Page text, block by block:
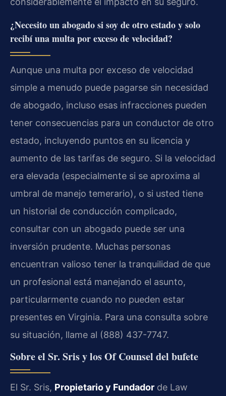
¿Necesito un abogado si soy de otro estado y solo
recibí una multa por exceso de velocidad?
Aunque una multa por exceso de velocidad
simple a menudo puede pagarse sin necesidad
de abogado, incluso esas infracciones pueden
tener consecuencias para un conductor de otro
estado, incluyendo puntos en su licencia y
aumento de las tarifas de seguro. Si la velocidad
era elevada (especialmente si se aproxima al
umbral de manejo temerario), o si usted tiene
un historial de conducción complicado,
consultar con un abogado puede ser una
inversión prudente. Muchas personas
encuentran valioso tener la tranquilidad de que
un profesional está manejando el asunto,
particularmente cuando no pueden estar
presentes en Virginia. Para una consulta sobre
su situación, llame al (888) 437-7747.
Sobre el Sr. Sris y los Of Counsel del bufete
El Sr. Sris, Propietario y Fundador de Law